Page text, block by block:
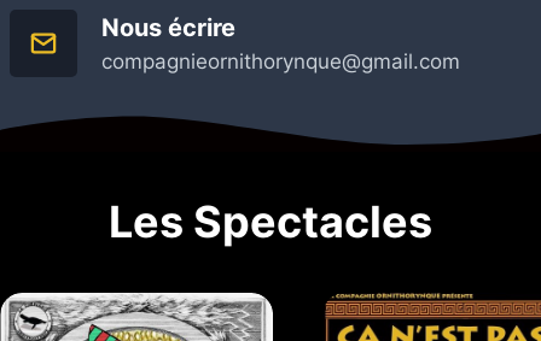
Nous écrire
compagnieornithorynque@gmail.com
Les Spectacles